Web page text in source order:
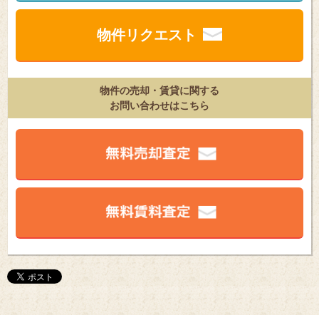
物件リクエスト
物件の売却・賃貸に関する
お問い合わせはこちら